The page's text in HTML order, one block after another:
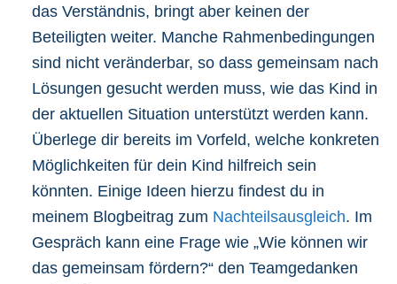
das Verständnis, bringt aber keinen der
Beteiligten weiter. Manche Rahmenbedingungen
sind nicht veränderbar, so dass gemeinsam nach
Lösungen gesucht werden muss, wie das Kind in
der aktuellen Situation unterstützt werden kann.
Überlege dir bereits im Vorfeld, welche konkreten
Möglichkeiten für dein Kind hilfreich sein
könnten. Einige Ideen hierzu findest du in
meinem Blogbeitrag zum Nachteilsausgleich. Im
Gespräch kann eine Frage wie „Wie können wir
das gemeinsam fördern?“ den Teamgedanken